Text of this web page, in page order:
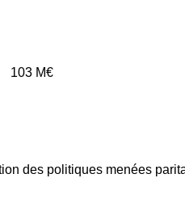
103 M€
des politiques menées